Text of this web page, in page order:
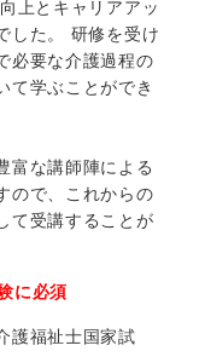
上とキャリアアッ
した。 研修を受け
必要な介護過程の
て学ぶことができ
富な講師陣による
ので、これからの
て受講することが
に必須
護福祉士国家試